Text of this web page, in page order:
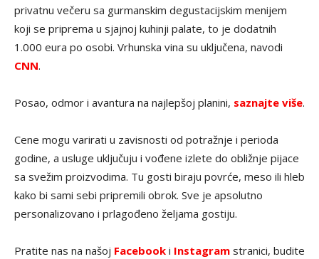
privatnu večeru sa gurmanskim degustacijskim menijem
koji se priprema u sjajnoj kuhinji palate, to je dodatnih
1.000 eura po osobi. Vrhunska vina su uključena, navodi
CNN.
Posao, odmor i avantura na najlepšoj planini, saznajte više.
Cene mogu varirati u zavisnosti od potražnje i perioda
godine, a usluge uključuju i vođene izlete do obližnje pijace
sa svežim proizvodima. Tu gosti biraju povrće, meso ili hleb
kako bi sami sebi pripremili obrok. Sve je apsolutno
personalizovano i prlagođeno željama gostiju.
Pratite nas na našoj Facebook i Instagram stranici, budite